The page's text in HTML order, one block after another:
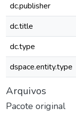
dc.publisher
dc.title
dc.type
dspace.entity.type
Arquivos
Pacote original